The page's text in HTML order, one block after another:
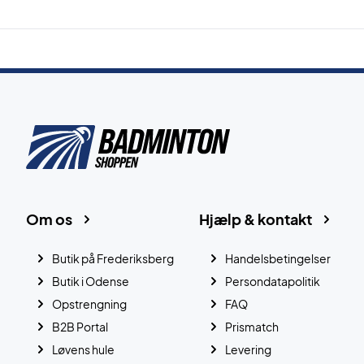
Hjælp & kontakt
Handelsbetingelser
Persondatapolitik
FAQ
Prismatch
Levering
Om os
Butik på Frederiksberg
Butik i Odense
Opstrengning
B2B Portal
Løvens hule